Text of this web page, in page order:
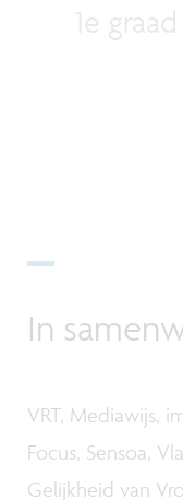
In
VRT, Mediawijs,
Focus, Sensoa,
Gelijkheid van